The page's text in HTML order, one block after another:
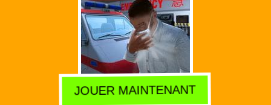
JOUER MAINTENANT